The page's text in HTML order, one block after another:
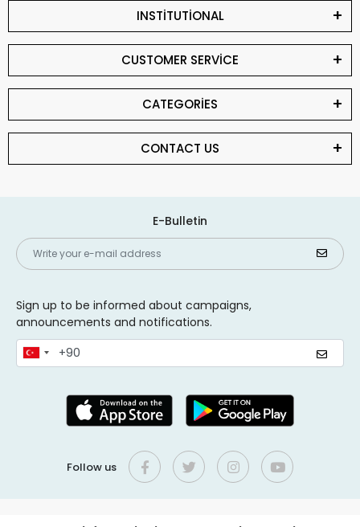
INSTİTUTİONAL
CUSTOMER SERVİCE
CATEGORİES
CONTACT US
E-Bulletin
Sign up to be informed about campaigns,
announcements and notifications.
Follow us